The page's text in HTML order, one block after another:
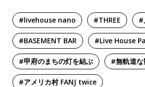
#livehouse nano #THREE #
#BASEMENT BAR #Live House
#甲府のまちの灯を結ぶ #無軌道
#アメリカ村 FANJ twice